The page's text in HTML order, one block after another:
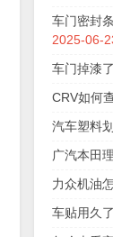
车门密封
2025-06-
车门掉漆
CRV如何
汽车塑料
广汽本田
力众机油
车贴用久